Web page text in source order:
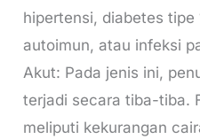
hipertensi, diabetes tipe
autoimun, atau infeksi
Akut: Pada jenis ini,
terjadi secara tiba-tiba.
meliputi kekurangan